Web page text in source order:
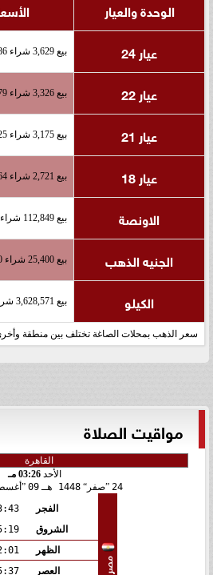
الوحدة والعيار
عيار 24
بيع 3,629 شراء 3,686
عيار 22 بيع 3,326 شراء 3,379
عيار 21 بيع 3,175 شراء 3,225
عيار 18 بيع 2,721 شراء 2,764
الاونصة بيع 112,849 شراء 114,626
الجنيه الذهب بيع 25,400 شراء 25,800
الكيلو بيع 3,628,571 شراء 3,685,714
سعر الذهب بمحلات الصاغة تختلف بين منطقة
مواقيت الصلاة
الأحد03:26 مـ
24 صفر 1448 هـ 09
مصر
الفجر
الشروق
الظهر
العصر